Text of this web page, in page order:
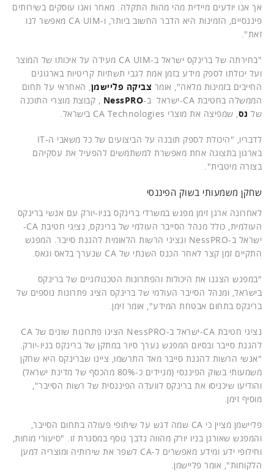
אך אנו יודעים מיידית מהי מהות התקלה. מאחר ואנו עוסקים בשירותים
פיננסיים, הזמינות היא הדבר החשוב ביותר, ו-CA UIM מאפשר לנו
זאת".
"בחירתה של ברינקס ישראל ב-CA UIM מעידה על איכותו של המוצר
ועל יכולתו לספק מידע בזמן אמת לגבי תשתיות קריטיות בארגונים
החייבים בזמינות מלאה", אומר צביקה פליישמן , האחראי על תחום
הממשלה בחטיבת CA-ישראל ב-
NessPRO , קבוצת מוצרי התוכנה
של נס , שמפיצה את מוצרי CA Technologies בישראל.
לדבריו, "היכולת לספק תובנה על הביצועים של כל משאבי ה-IT
בארגון בתצוגה אחת מאפשרת למשתמשים להפעיל את עסקיהם
בצורה מיטבית".
שחקן משמעותי בשוק הפיננסי
לאחרונה ארגן זימן מפגש במשרדי ברינקס בניו-יורק עם אנשי ברינקס
העולמית, כולל מנהל הסייבר העולמי של ברינקס, נציגי חטיבת CA-
ישראל ב-NessPRO ונציגי הרשות הלאומית להגנת סייבר. המפגש
התקיים זמן קצר לאחר הכנס השנתי של CA שנערך בלאס וגאס.
"במפגש הצגנו את היכולות והפתרונות הטכנולוגיים של ברינקס
בישראל, ומנהל הסייבר העולמי של ברינקס הציג פתרונות נוספים של
ברינקס בתחום אבטחת המידע", אומר זימן.
נציגי חטיבת CA-ישראל ב-NessPRO הציגו פתרונות שונים של CA
להגנת סייבר ובסיום המפגש נערך סיור במתקן של ברינקס בניו-יורק.
"אנשי הרשות להגנת סייבר מאד התרשמו, ציינו שברינקס היא שחקן
משמעותי בשוק הפיננסי (מניידים כ-80% מהכסף של מדינת ישראל)
והודיעו שיכניסו את ברינקס לוועדה הפיננסית של רשות הסייבר",
מוסיף זימן.
פליישמן מציין כי CA שמה דגש על שיתופי פעולה בתחום הסייבר,
והמפגש שאורגן בניו יורק מהווה נדבך נוסף במסגרת זו. "סיעורי מוחות,
וחילופי ידע ומידע מאפשרים ל-CA לשפר את שירותיה ומוצריה למען
הלקוחות", אומר פליישמן.